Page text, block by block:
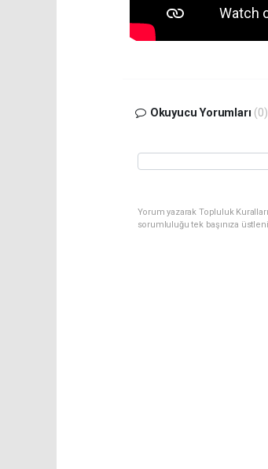
Okuyucu Yorumları (0)
Yorum yazarak Topluluk
sorumluluğu tek başınıza